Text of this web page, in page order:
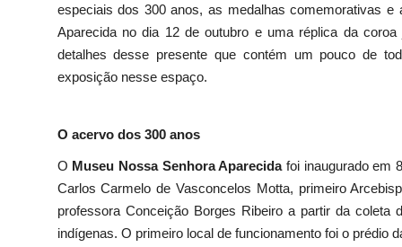
especiais dos 300 anos, as medalhas comemorativas
Aparecida no dia 12 de outubro e uma réplica da
detalhes desse presente que contém um pouco de
exposição nesse espaço.
O acervo dos 300 anos
O Museu Nossa Senhora Aparecidafoi inaugurado em
Carlos Carmelo de Vasconcelos Motta, primeiro
professora Conceição Borges Ribeiro a partir da
indígenas. O primeiro local de funcionamento foi o prédio